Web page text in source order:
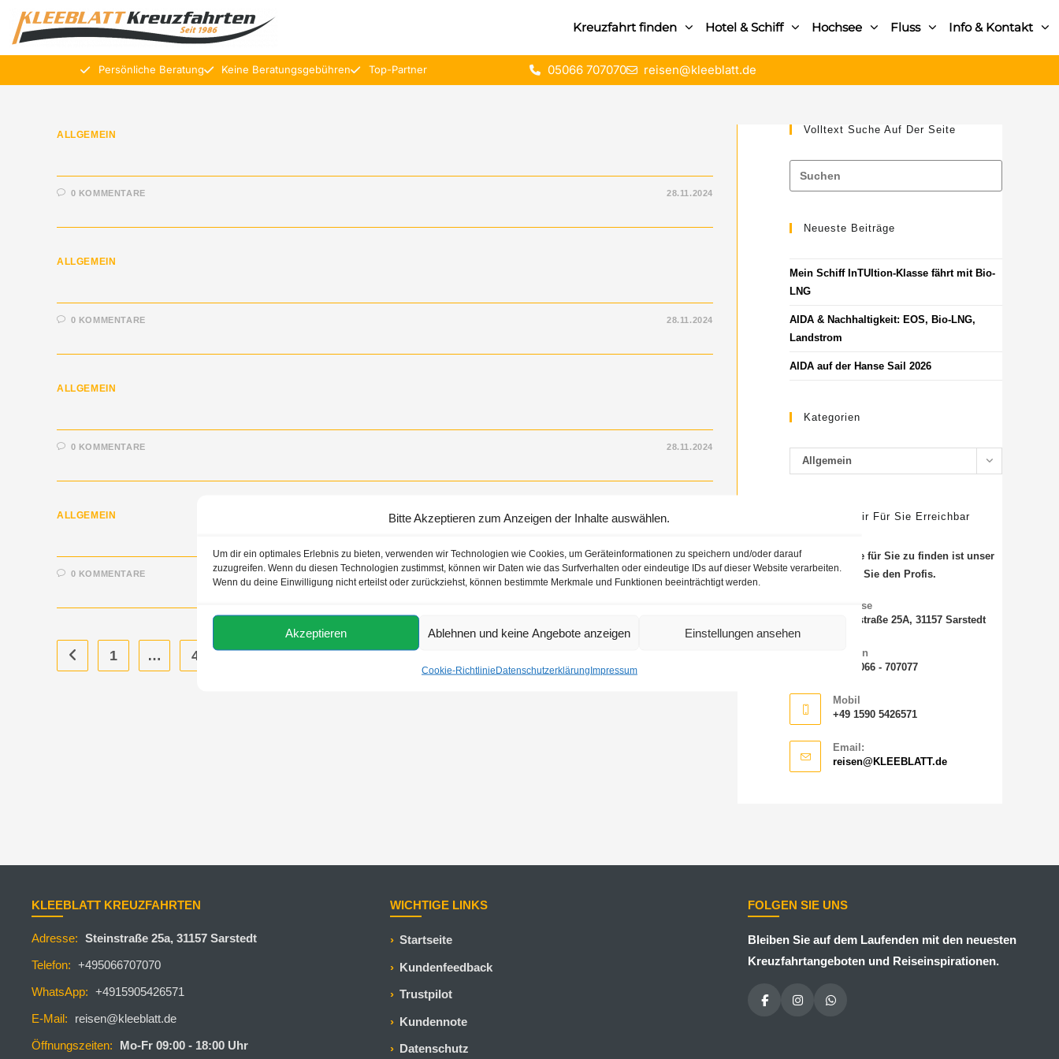
Bitte Akzeptieren zum Anzeigen der Inhalte auswählen.
Um dir ein optimales Erlebnis zu bieten, verwenden wir Technologien wie Cookies, um Geräteinformationen zu speichern und/oder darauf
zuzugreifen. Wenn du diesen Technologien zustimmst, können wir Daten wie das Surfverhalten oder eindeutige IDs auf dieser Website verarbeiten.
Wenn du deine Einwilligung nicht erteilst oder zurückziehst, können bestimmte Merkmale und Funktionen beeinträchtigt werden.
Akzeptieren Ablehnen und keine Angebote anzeigen Einstellungen ansehen
Cookie-RichtlinieDatenschutzerklärungImpressum
Kreuzfahrt finden Hotel & Schiff Hochsee Fluss Info & Kontakt
Persönliche Beratung Keine Beratungsgebühren Top-Partner 05066 707070 reisen@kleeblatt.de
ALLGEMEIN
0 KOMMENTARE 28.11.2024
ALLGEMEIN
0 KOMMENTARE 28.11.2024
ALLGEMEIN
0 KOMMENTARE 28.11.2024
ALLGEMEIN
0 KOMMENTARE 28.11.2024
1 … 4 5 6 7 8 9
Volltext Suche Auf Der Seite
Neueste Beiträge
Mein Schiff InTUItion-Klasse fährt mit Bio-
LNG
AIDA & Nachhaltigkeit: EOS, Bio-LNG,
Landstrom
AIDA auf der Hanse Sail 2026
Kategorien
Allgemein
SO Sind Wir Für Sie Erreichbar
Die beste Reise für Sie zu finden ist unser
Job. Vertrauen Sie den Profis.
Adresse
Steinstraße 25A, 31157 Sarstedt
Telefon
+49 5066 - 707077
Mobil
+49 1590 5426571
Email:
reisen@KLEEBLATT.de
KLEEBLATT KREUZFAHRTEN
Adresse: Steinstraße 25a, 31157 Sarstedt
Telefon: +495066707070
WhatsApp: +4915905426571
E-Mail:
reisen@kleeblatt.de
Öffnungszeiten:
Mo-Fr 09:00 - 18:00 Uhr
WICHTIGE LINKS
Startseite
Kundenfeedback
Trustpilot
Kundennote
Datenschutz
FOLGEN SIE UNS
Bleiben Sie auf dem Laufenden mit den neuesten
Kreuzfahrtangeboten und Reiseinspirationen.